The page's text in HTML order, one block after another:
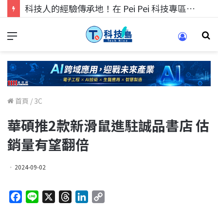
科技人的經驗傳承地！在 Pei Pei 科技專區，與學弟妹交流最硬核的技術
首頁 / 3C
華碩推2款新滑鼠進駐誠品書店 估
銷量有望翻倍
2024-09-02